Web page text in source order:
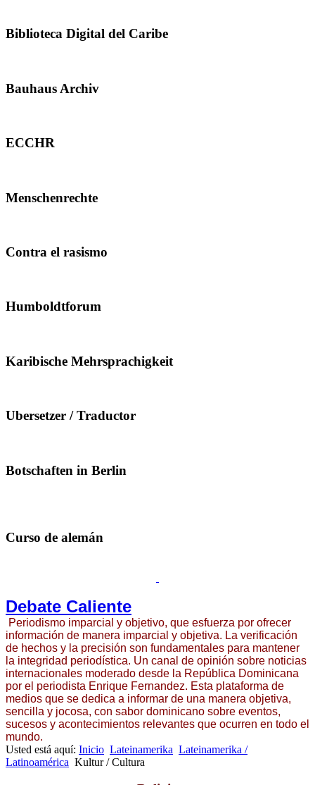
Biblioteca Digital del Caribe
Bauhaus Archiv
ECCHR
Menschenrechte
Contra el rasismo
Humboldtforum
Karibische Mehrsprachigkeit
Ubersetzer / Traductor
Botschaften in Berlin
Curso de alemán
Debate Caliente
Periodismo imparcial y objetivo, que esfuerza por ofrecer
información de manera imparcial y objetiva. La verificación
de hechos y la precisión son fundamentales para mantener
la integridad periodística. Un canal de opinión sobre noticias
internacionales moderado desde la República Dominicana
por el periodista Enrique Fernandez. Esta plataforma de
medios que se dedica a informar de una manera objetiva,
sencilla y jocosa, con sabor dominicano sobre eventos,
sucesos y acontecimientos relevantes que ocurren en todo el
mundo.
Usted está aquí: Inicio Lateinamerika Lateinamerika /
Latinoamérica Kultur / Cultura